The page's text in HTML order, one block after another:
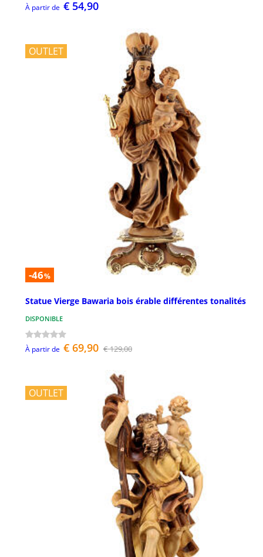
À partir de € 54,90
OUTLET
-46%
Statue Vierge Bawaria bois érable différentes tonalités
DISPONIBLE
À partir de € 69,90 € 129,00
OUTLET